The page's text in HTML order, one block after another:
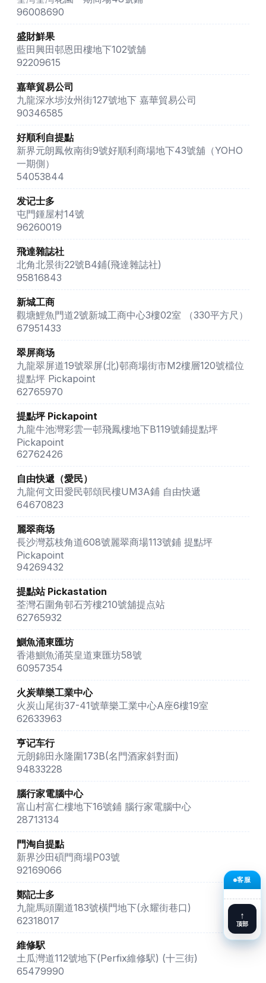
96008690
盛財鮮果
藍田興田邨恩田樓地下102號舖
92209615
嘉華貿易公司
九龍深水埗汝州街127號地下 嘉華貿易公司
90346585
好順利自提點
新界元朗鳳攸南街9號好順利商場地下43號舖（YOHO
一期側）
54053844
发记士多
屯門鍾屋村14號
96260019
飛達雜誌社
北角北景街22號B4鋪(飛達雜誌社)
95816843
新城工商
觀塘鯉魚門道2號新城工商中心3樓02室 （330平方尺）
67951433
翠屏商场
九龍翠屏道19號翠屏(北)邨商場街市M2樓層120號檔位
提點坪 Pickapoint
62765970
提點坪 Pickapoint
九龍牛池灣彩雲一邨飛鳳樓地下B119號鋪提點坪
Pickapoint
62762426
自由快遞（愛民）
九龍何文田愛民邨頌民樓UM3A鋪 自由快遞
64670823
麗翠商场
長沙灣荔枝角道608號麗翠商場113號鋪 提點坪
Pickapoint
94269432
提點站 Pickastation
荃灣石圍角邨石芳樓210號舖提点站
62765932
鰂魚涌東匯坊
香港鰂魚涌英皇道東匯坊58號
60957354
火炭華樂工業中心
火炭山尾街37-41號華樂工業中心A座6樓19室
62633963
亨记车行
元朗錦田永隆圍173B(名門酒家斜對面)
94833228
腦行家電腦中心
富山村富仁樓地下16號鋪 腦行家電腦中心
28713134
門淘自提點
新界沙田碩門商場P03號
92169066
鄭記士多
九龍馬頭圍道183號橫門地下(永耀街巷口)
62318017
維修駅
土瓜灣道112號地下(Perfix維修駅) (十三街)
65479990
客服
↑
顶部